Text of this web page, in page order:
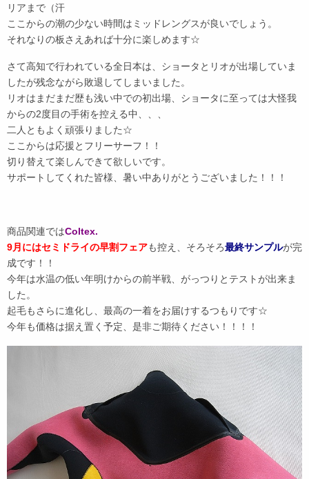
リアまで（汗
ここからの潮の少ない時間はミッドレングスが良いでしょう。
それなりの板さえあれば十分に楽しめます☆
さて高知で行われている全日本は、ショータとリオが出場していま
したが残念ながら敗退してしまいました。
リオはまだまだ歴も浅い中での初出場、ショータに至っては大怪我
からの2度目の手術を控える中、、、
二人ともよく頑張りました☆
ここからは応援とフリーサーフ！！
切り替えて楽しんできて欲しいです。
サポートしてくれた皆様、暑い中ありがとうございました！！！
商品関連ではColtex.
9月にはセミドライの早割フェアも控え、そろそろ最終サンプルが完
成です！！
今年は水温の低い年明けからの前半戦、がっつりとテストが出来ま
した。
起毛もさらに進化し、最高の一着をお届けするつもりです☆
今年も価格は据え置く予定、是非ご期待ください！！！！